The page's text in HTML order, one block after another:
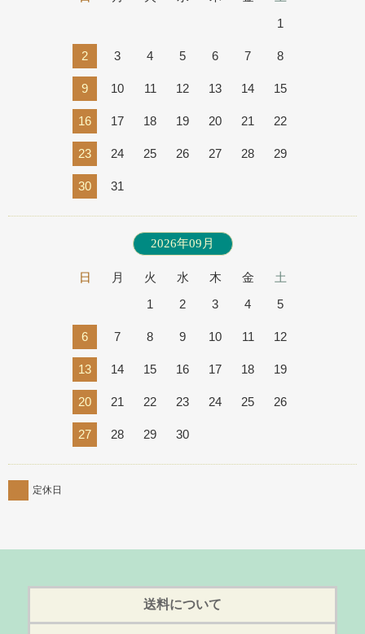
1
2 3 4 5 6 7 8
9 10 11 12 13 14 15
16 17 18 19 20 21 22
23 24 25 26 27 28 29
30 31
2026年09月
日 月 火 水 木 金
土
1
2 3 4 5
6 7 8 9 10 11 12
13 14 15 16 17 18 19
20 21 22 23 24 25 26
27 28 29 30
定休日
送料について